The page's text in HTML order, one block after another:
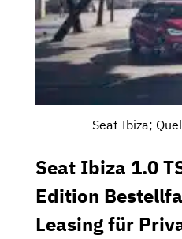
Seat Ibiza;
Seat Ibiza 1.0
Edition
Leasing für